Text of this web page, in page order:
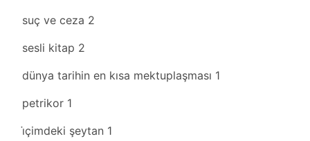
suç ve ceza 2
sesli kitap 2
dünya tarihin en kısa mektuplaşması 1
petrikor 1
i̇çimdeki şeytan 1